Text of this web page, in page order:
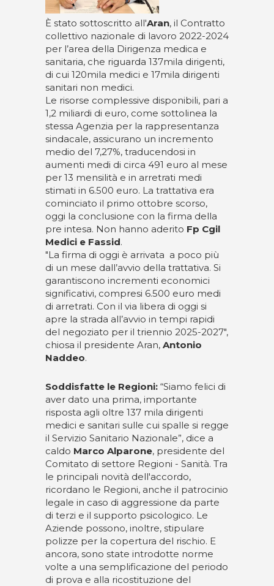
È stato sottoscritto all'Aran, il Contratto
collettivo nazionale di lavoro 2022-2024
per l’area della Dirigenza medica e
sanitaria, che riguarda 137mila dirigenti,
di cui 120mila medici e 17mila dirigenti
sanitari non medici.
Le risorse complessive disponibili, pari a
1,2 miliardi di euro, come sottolinea la
stessa Agenzia per la rappresentanza
sindacale, assicurano un incremento
medio del 7,27%, traducendosi in
aumenti medi di circa 491 euro al mese
per 13 mensilità e in arretrati medi
stimati in 6.500 euro. La trattativa era
cominciato il primo ottobre scorso,
oggi la conclusione con la firma della
pre intesa. Non hanno aderito Fp Cgil
Medici e Fassid.
"La firma di oggi è arrivata a poco più
di un mese dall’avvio della trattativa. Si
garantiscono incrementi economici
significativi, compresi 6.500 euro medi
di arretrati. Con il via libera di oggi si
apre la strada all’avvio in tempi rapidi
del negoziato per il triennio 2025-2027",
chiosa il presidente Aran, Antonio
Naddeo.
Soddisfatte le Regioni: “Siamo felici di
aver dato una prima, importante
risposta agli oltre 137 mila dirigenti
medici e sanitari sulle cui spalle si regge
il Servizio Sanitario Nazionale”, dice a
caldo Marco Alparone, presidente del
Comitato di settore Regioni - Sanità. Tra
le principali novità dell'accordo,
ricordano le Regioni, anche il patrocinio
legale in caso di aggressione da parte
di terzi e il supporto psicologico. Le
Aziende possono, inoltre, stipulare
polizze per la copertura del rischio. E
ancora, sono state introdotte norme
volte a una semplificazione del periodo
di prova e alla ricostituzione del